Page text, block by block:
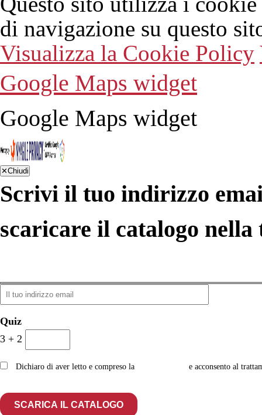
di navigazione su questo
Visualizza la Cookie Policy
Google Maps widget
Google Maps widget
✕Chiudi
Scrivi il tuo indirizzo
scaricare il catalogo nella
Quiz
3 + 2
Dichiaro di aver letto e compreso la e acconsento al